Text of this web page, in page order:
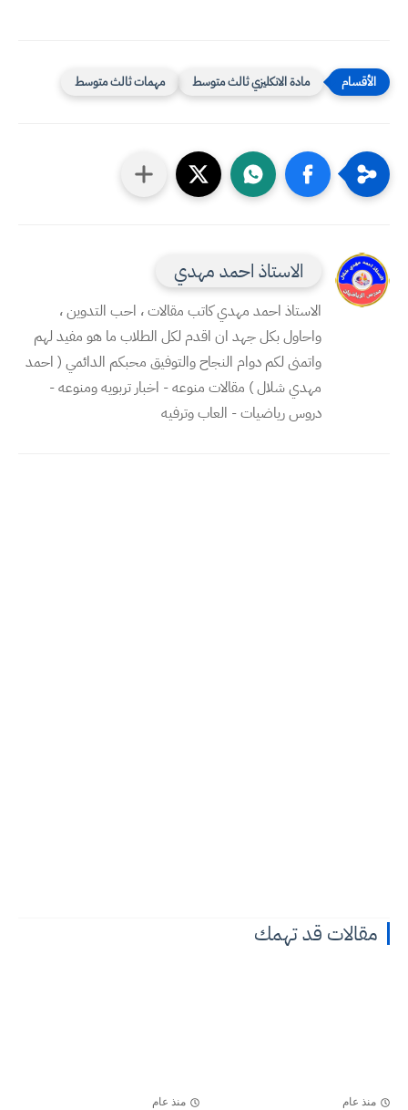
مادة الانكليزي ثالث متوسط مهمات ثالث متوسط
الاستاذ احمد مهدي
الاستاذ احمد مهدي كاتب مقالات ، احب التدوين ،
واحاول بكل جهد ان اقدم لكل الطلاب ما هو مفيد لهم
واتمنى لكم دوام النجاح والتوفيق محبكم الدائمي ( احمد
مهدي شلال ) مقالات منوعه - اخبار تربويه ومنوعه -
دروس رياضيات - العاب وترفيه
مقالات قد تهمك
منذ عام منذ عام